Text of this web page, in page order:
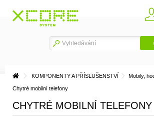
KOMPONENTY A PŘÍSLUŠENSTVÍ Mobily,
Chytré mobilní telefony
CHYTRÉ MOBILNÍ TELEFONY